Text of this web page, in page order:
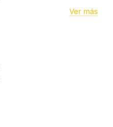
Ver más